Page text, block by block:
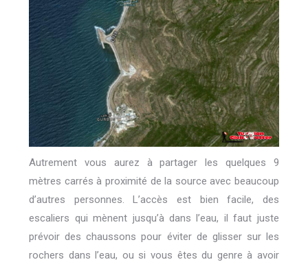
Autrement vous aurez à partager les quelques 9
mètres carrés à proximité de la source avec beaucoup
d’autres personnes. L’accès est bien facile, des
escaliers qui mènent jusqu’à dans l’eau, il faut juste
prévoir des chaussons pour éviter de glisser sur les
rochers dans l’eau, ou si vous êtes du genre à avoir